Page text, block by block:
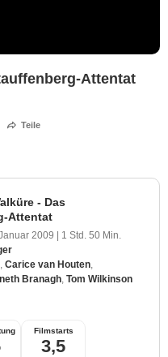
Attentat
Teile
- Das
Attentat
2009 | 1 Std. 50 Min.
Carice van Houten
Branagh Tom Wilkinson
Filmstarts
3,5